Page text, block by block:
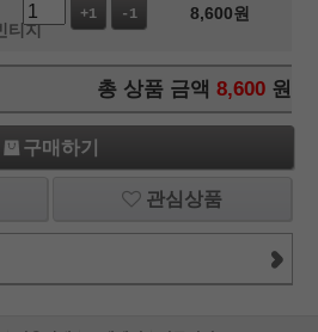
티지
+1 -1 8,600원
총 상품 금액 8,600 원
구매하기
관심상품